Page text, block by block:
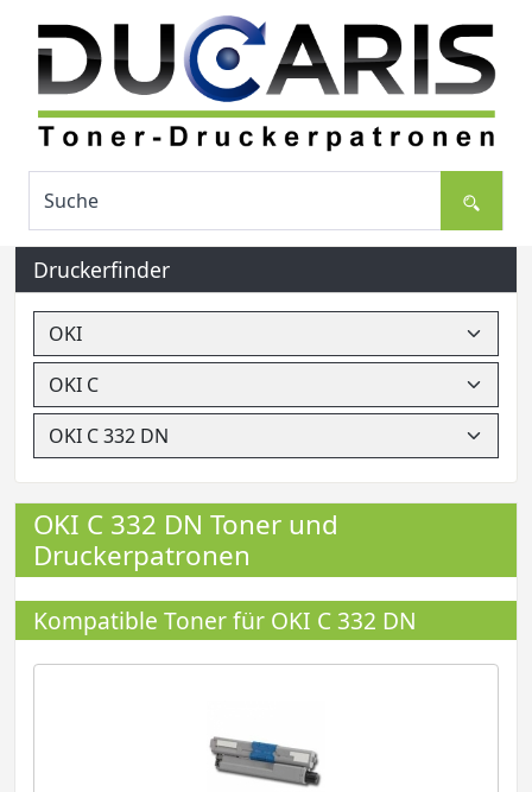
Druckerfinder
OKI C 332 DN Toner und
Druckerpatronen
Kompatible Toner für OKI C 332 DN